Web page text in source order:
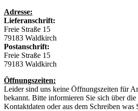
Adresse:
Lieferanschrift:
Freie Straße 15
79183 Waldkirch
Postanschrift:
Freie Straße 15
79183 Waldkirch
Öffnungszeiten:
Leider sind uns keine Öffnungszeiten für
bekannt. Bitte informieren Sie sich über die
Kontaktdaten oder aus dem Schreiben was